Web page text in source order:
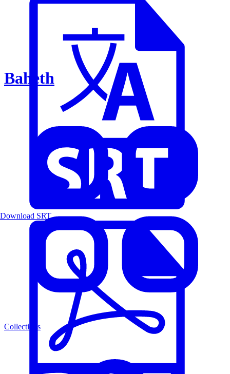
Baheth
Collections
Download SRT